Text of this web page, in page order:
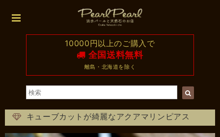
10000円以上のご購入で
全国送料無料
離島・北海道を除く
キューブカットが綺麗なアクアマリンピアス